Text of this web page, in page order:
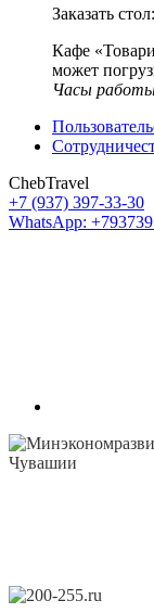
Заказать стол:
Кафе
может
Часы
ChebTravel
+7 (937) 397-33-30
WhatsApp: